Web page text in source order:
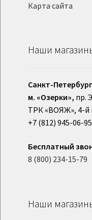
Карта сайта
Наши
Санкт-Петербург
м. «Озерки», пр.
ТРК «ВОЯЖ», 4-й
+7 (812) 945-06-95
Бесплатный
8 (800) 234-15-79
Наши